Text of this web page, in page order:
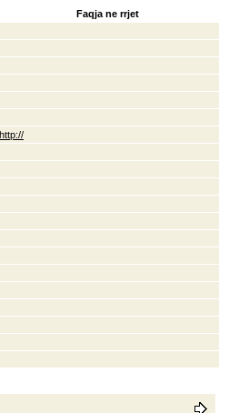
Faqja ne rrjet
http://